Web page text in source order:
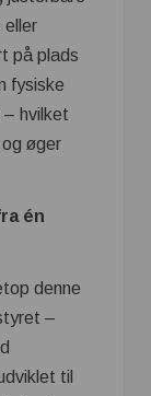
eller
på plads
fysiske
– hvilket
øger
én
denne
–
til